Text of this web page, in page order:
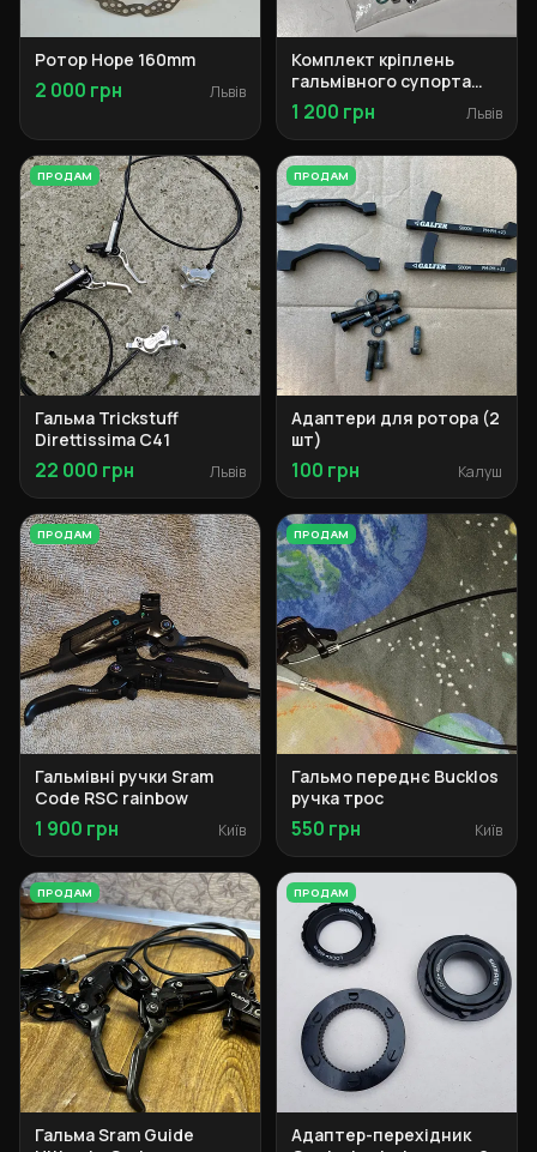
Ротор Hope 160mm
2 000 грн Львів
Комплект кріплень
гальмівного супорта
SRAM Maven
1 200 грн Львів
ПРОДАМ
Гальма Trickstuff
Direttissima C41
22 000 грн Львів
ПРОДАМ
Адаптери для ротора (2
шт)
100 грн Калуш
ПРОДАМ
Гальмівні ручки Sram
Code RSC rainbow
1 900 грн Київ
ПРОДАМ
Гальмо переднє Bucklos
ручка трос
550 грн Київ
ПРОДАМ
Гальма Sram Guide
ПРОДАМ
Адаптер-перехідник